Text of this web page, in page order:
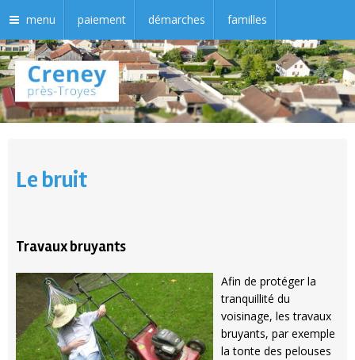
menu paiement démarches familles
Le bruit
Travaux bruyants
Afin de protéger la
tranquillité du
voisinage, les travaux
bruyants, par exemple
la tonte des pelouses